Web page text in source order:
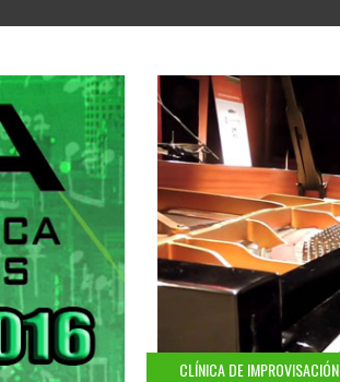
CLÍNICA DE IMPROVISACIÓN